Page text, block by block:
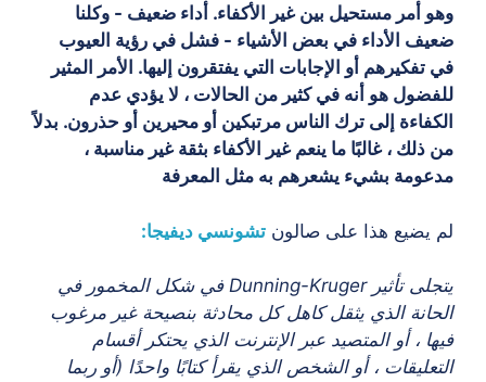
وهو أمر مستحيل بين غير الأكفاء. أداء ضعيف - وكلنا
ضعيف الأداء في بعض الأشياء - فشل في رؤية العيوب
في تفكيرهم أو الإجابات التي يفتقرون إليها. الأمر المثير
للفضول هو أنه في كثير من الحالات ، لا يؤدي عدم
الكفاءة إلى ترك الناس مرتبكين أو محيرين أو حذرون. بدلاً
من ذلك ، غالبًا ما ينعم غير الأكفاء بثقة غير مناسبة ،
مدعومة بشيء يشعرهم به مثل المعرفة
لم يضيع هذا على صالون تشونسي ديفيجا:
يتجلى تأثير Dunning-Kruger في شكل المخمور في
الحانة الذي يثقل كاهل كل محادثة بنصيحة غير مرغوب
فيها ، أو المتصيد عبر الإنترنت الذي يحتكر أقسام
التعليقات ، أو الشخص الذي يقرأ كتابًا واحدًا (أو ربما